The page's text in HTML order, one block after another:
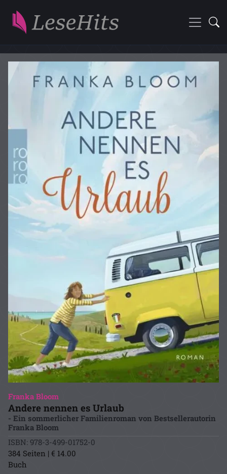
Franka Bloom
Andere nennen es Urlaub
- Ein sommerlicher Familienroman von Bestsellerautorin
Franka Bloom
ISBN: 978-3-499-01752-0
384 Seiten | € 14.00
Buch